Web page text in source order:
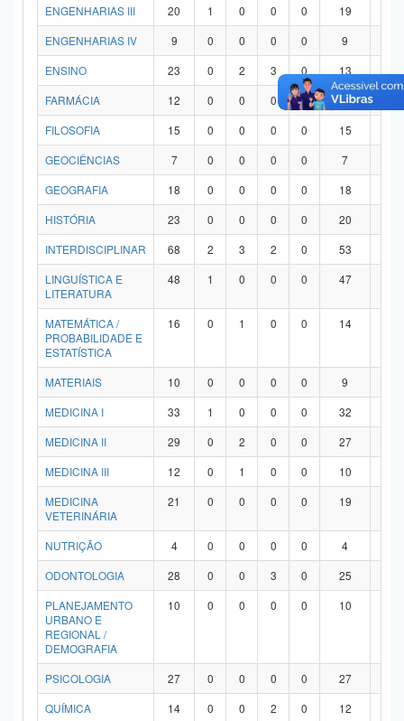
ENGENHARIAS III
20 1 0 0 0 19
ENGENHARIAS IV
9 0 0 0 0 9
ENSINO
23 0 2 3 0 13
FARMÁCIA
12 0 0 0 0 12
FILOSOFIA
15 0 0 0 0 15
GEOCIÊNCIAS
7 0 0 0 0 7
GEOGRAFIA
18 0 0 0 0 18
HISTÓRIA
23 0 0 0 0 20
INTERDISCIPLINAR
68 2 3 2 0 53
LINGUÍSTICA E
LITERATURA
48 1 0 0 0 47
MATEMÁTICA /
PROBABILIDADE E
ESTATÍSTICA
16 0 1 0 0 14
MATERIAIS 10 0 0 0 0 9
MEDICINA I
33 1 0 0 0 32
MEDICINA II
29 0 2 0 0 27
MEDICINA III
12 0 1 0 0 10
MEDICINA
VETERINÁRIA
21 0 0 0 0 19
NUTRIÇÃO 4 0 0 0 0 4
ODONTOLOGIA
28 0 0 3 0 25
PLANEJAMENTO
URBANO E
REGIONAL /
DEMOGRAFIA
10 0 0 0 0 10
PSICOLOGIA 27 0 0 0 0 27
QUÍMICA
14 0 0 2 0 12